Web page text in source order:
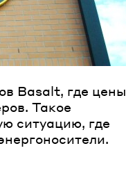
Basalt, где цены
Такое
ситуацию, где